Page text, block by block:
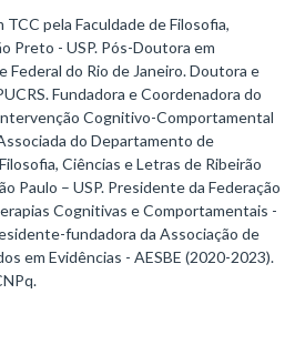
pela Faculdade de Filosofia,
Preto - USP. Pós-Doutora em
Federal do Rio de Janeiro. Doutora e
Fundadora e Coordenadora do
Cognitivo-Comportamental
do Departamento de
Ciências e Letras de Ribeirão
Paulo – USP. Presidente da Federação
Cognitivas e Comportamentais -
fundadora da Associação de
em Evidências - AESBE (2020-2023).